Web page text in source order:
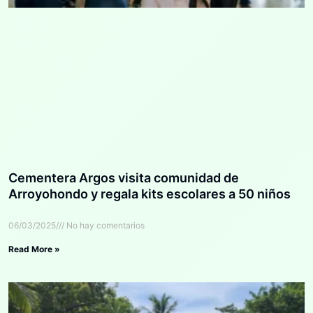
Cementera Argos visita comunidad de
Arroyohondo y regala kits escolares a 50 niños
06/03/2025 No hay comentarios
Read More »